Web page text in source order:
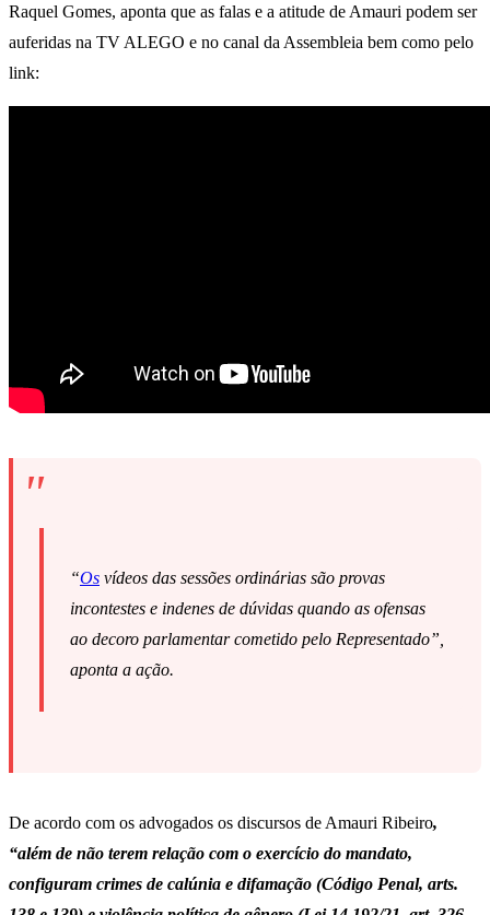
Raquel Gomes, aponta que as falas e a atitude de Amauri podem ser
auferidas na TV ALEGO e no canal da Assembleia bem como pelo
link:
“Os vídeos das sessões ordinárias são provas
incontestes e indenes de dúvidas quando as ofensas
ao decoro parlamentar cometido pelo Representado”,
aponta a ação.
De acordo com os advogados os discursos de Amauri Ribeiro,
“além de não terem relação com o exercício do mandato,
configuram crimes de calúnia e difamação (Código Penal, arts.